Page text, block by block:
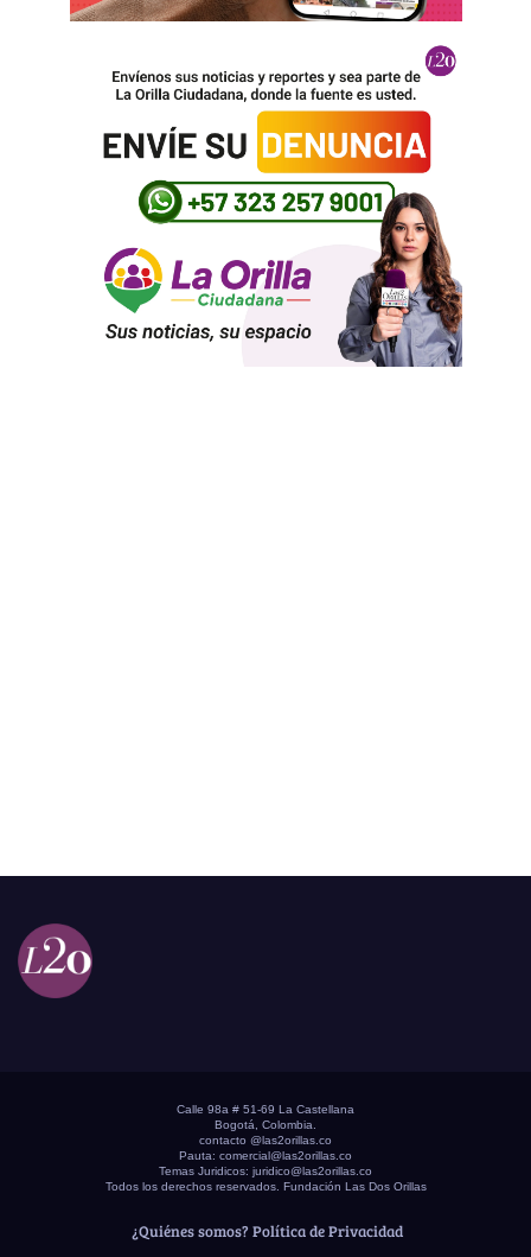
Calle 98a # 51-69 La Castellana
Bogotá, Colombia.
contacto @las2orillas.co
Pauta: comercial@las2orillas.co
Temas Juridicos: juridico@las2orillas.co
Todos los derechos reservados. Fundación Las Dos Orillas
¿Quiénes somos? Política de Privacidad